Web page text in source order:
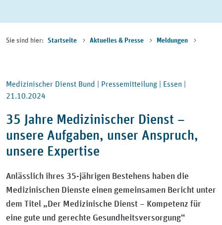
Sie sind hier: Startseite Aktuelles & Presse Meldungen
Medizinischer Dienst Bund | Pressemitteilung | Essen |
21.10.2024
35 Jahre Medizinischer Dienst –
unsere Aufgaben, unser Anspruch,
unsere Expertise
Anlässlich ihres 35-jährigen Bestehens haben die
Medizinischen Dienste einen gemeinsamen Bericht unter
dem Titel „Der Medizinische Dienst – Kompetenz für
eine gute und gerechte Gesundheitsversorgung“